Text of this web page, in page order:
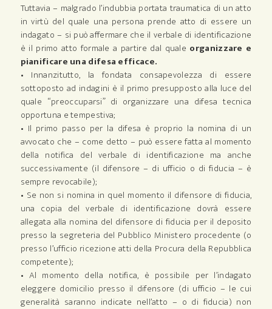
Tuttavia – malgrado l’indubbia portata traumatica di un atto
in virtù del quale una persona prende atto di essere un
indagato – si può affermare che il verbale di identificazione
è il primo atto formale a partire dal quale organizzare e
pianificare una difesa efficace.
• Innanzitutto, la fondata consapevolezza di essere
sottoposto ad indagini è il primo presupposto alla luce del
quale “preoccuparsi” di organizzare una difesa tecnica
opportuna e tempestiva;
• Il primo passo per la difesa è proprio la nomina di un
avvocato che – come detto – può essere fatta al momento
della notifica del verbale di identificazione ma anche
successivamente (il difensore – di ufficio o di fiducia – è
sempre revocabile);
• Se non si nomina in quel momento il difensore di fiducia,
una copia del verbale di identificazione dovrà essere
allegata alla nomina del difensore di fiducia per il deposito
presso la segreteria del Pubblico Ministero procedente (o
presso l’ufficio ricezione atti della Procura della Repubblica
competente);
• Al momento della notifica, è possibile per l’indagato
eleggere domicilio presso il difensore (di ufficio – le cui
generalità saranno indicate nell’atto – o di fiducia) non